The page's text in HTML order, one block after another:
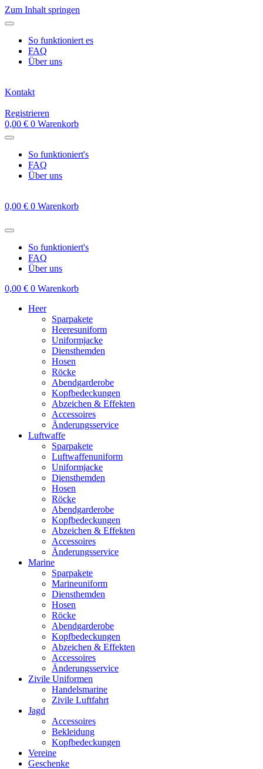
Zum Inhalt springen
So funktioniert es
FAQ
Über uns
Kontakt
Registrieren
0,00 € 0 Warenkorb
So funktioniert's
FAQ
Über uns
0,00 € 0 Warenkorb
So funktioniert's
FAQ
Über uns
0,00 € 0 Warenkorb
Heer
Sparpakete
Heeresuniform
Uniformjacke
Diensthemden
Hosen
Röcke
Abendgarderobe
Kopfbedeckungen
Abzeichen & Effekten
Accessoires
Änderungsservice
Luftwaffe
Sparpakete
Luftwaffenuniform
Uniformjacke
Diensthemden
Hosen
Röcke
Abendgarderobe
Kopfbedeckungen
Abzeichen & Effekten
Accessoires
Änderungsservice
Marine
Sparpakete
Marineuniform
Diensthemden
Hosen
Röcke
Abendgarderobe
Kopfbedeckungen
Abzeichen & Effekten
Accessoires
Änderungsservice
Zivile Uniformen
Handelsmarine
Zivile Luftfahrt
Jagd
Accessoires
Bekleidung
Kopfbedeckungen
Vereine
Geschenke